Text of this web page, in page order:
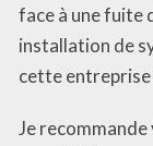
face à une fuite
installation de
cette entreprise
Je